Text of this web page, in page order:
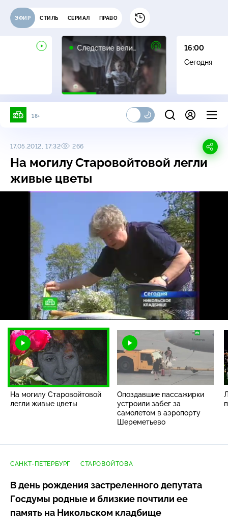
ЭФИР СТИЛЬ СЕРИАЛ ПРАВО
Следствие вели…
16:00
Сегодня
18+
17.05.2012, 17:32 266
На могилу Старовойтовой легли
живые цветы
/
Загрузка
100.00%
На могилу Старовойтовой
легли живые цветы
Опоздавшие пассажирки
устроили забег за
самолетом в аэропорту
Шереметьево
САНКТ-ПЕТЕРБУРГ СТАРОВОЙТОВА
В день рождения застреленного депутата
Госдумы родные и близкие почтили ее
память на Никольском кладбище